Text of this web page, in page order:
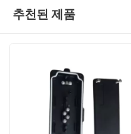
추천된 제품